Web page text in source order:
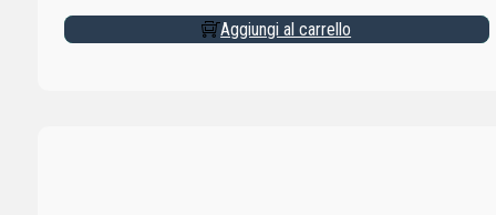
Aggiungi al carrello